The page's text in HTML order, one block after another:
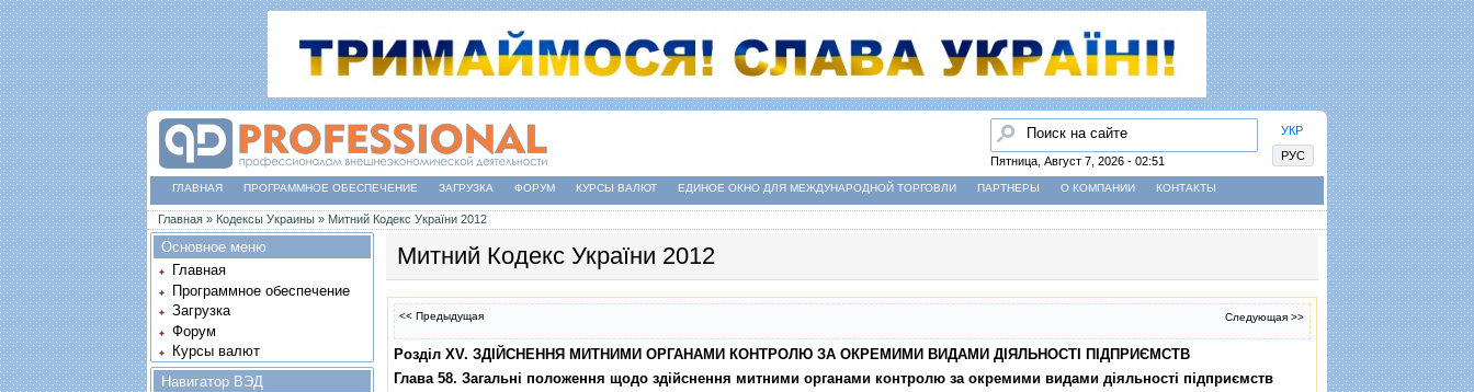
УКР
РУС
Найти
Пятница, Август 7, 2026 - 02:51
ГЛАВНАЯ ПРОГРАММНОЕ ОБЕСПЕЧЕНИЕ ЗАГРУЗКА ФОРУМ КУРСЫ ВАЛЮТ ЕДИНОЕ ОКНО ДЛЯ МЕЖДУНАРОДНОЙ ТОРГОВЛИ ПАРТНЕРЫ О КОМПАНИИ КОНТАКТЫ
Вы здесь
Главная » Кодексы Украины » Митний Кодекс України 2012
Митний Кодекс України 2012
<< Предыдущая Следующая >>
Роздiл XV. ЗДIЙСНЕННЯ МИТНИМИ ОРГАНАМИ КОНТРОЛЮ ЗА ОКРЕМИМИ ВИДАМИ ДIЯЛЬНОСТI ПIДПРИЄМСТВ
Глава 58. Загальнi положення щодо здiйснення митними органами контролю за окремими видами дiяльностi пiдприємств
Основное меню
Главная
Программное обеспечение
Загрузка
Форум
Курсы валют
Навигатор ВЭД